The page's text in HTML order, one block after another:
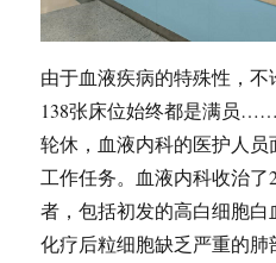
由于血液疾病的特殊性，
138张床位始终都是满员
轮休，血液内科的医护人
工作任务。血液内科收治了
者，包括初发的高白细胞白
化疗后粒细胞缺乏严重的